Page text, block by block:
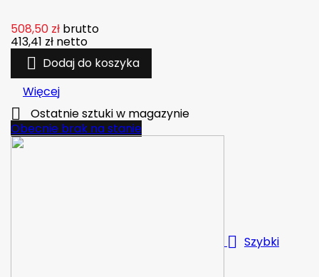
508,50 zł brutto
413,41 zł netto
 Dodaj do koszyka
Więcej

Ostatnie sztuki w magazynie
Obecnie brak na stanie
 Szybki